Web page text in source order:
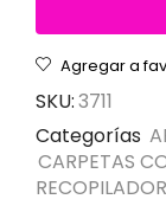
Agregar a
SKU:3711
Categorías
CARPETAS